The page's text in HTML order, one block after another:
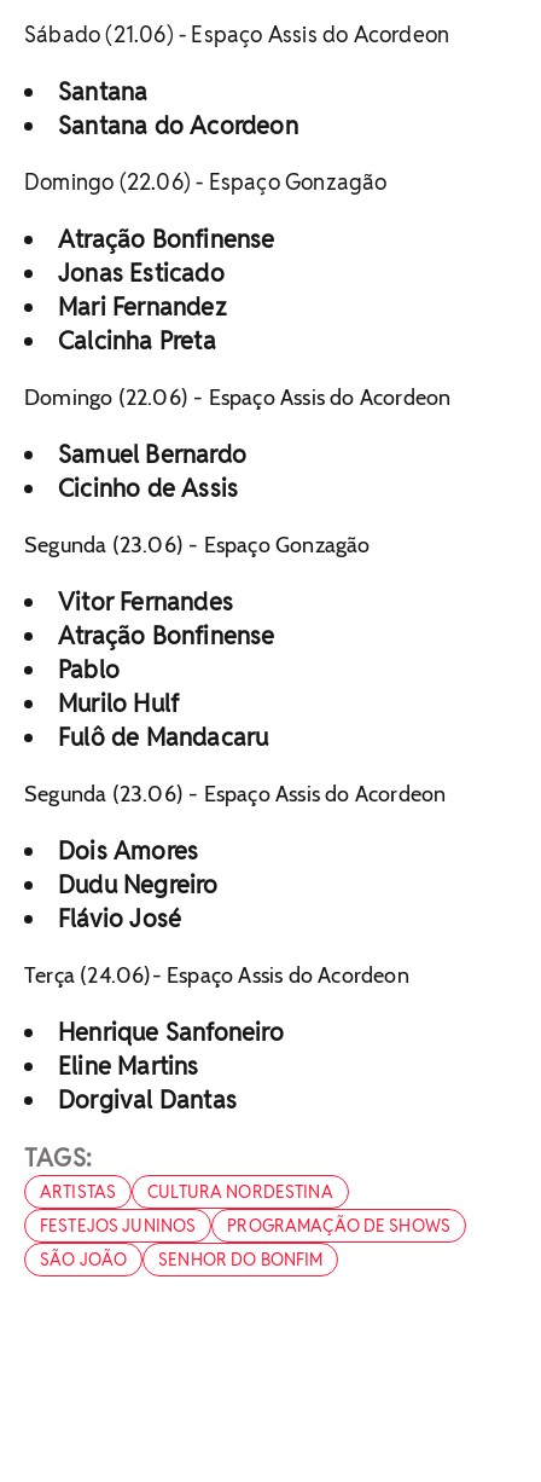
Sábado (21.06) - Espaço Assis do Acordeon
Santana
Santana do Acordeon
Domingo (22.06) - Espaço Gonzagão
Atração Bonfinense
Jonas Esticado
Mari Fernandez
Calcinha Preta
Domingo (22.06) - Espaço Assis do Acordeon
Samuel Bernardo
Cicinho de Assis
Segunda (23.06) - Espaço Gonzagão
Vitor Fernandes
Atração Bonfinense
Pablo
Murilo Hulf
Fulô de Mandacaru
Segunda (23.06) - Espaço Assis do Acordeon
Dois Amores
Dudu Negreiro
Flávio José
Terça (24.06)- Espaço Assis do Acordeon
Henrique Sanfoneiro
Eline Martins
Dorgival Dantas
TAGS:
ARTISTAS
CULTURA NORDESTINA
FESTEJOS JUNINOS
PROGRAMAÇÃO DE SHOWS
SÃO JOÃO
SENHOR DO BONFIM